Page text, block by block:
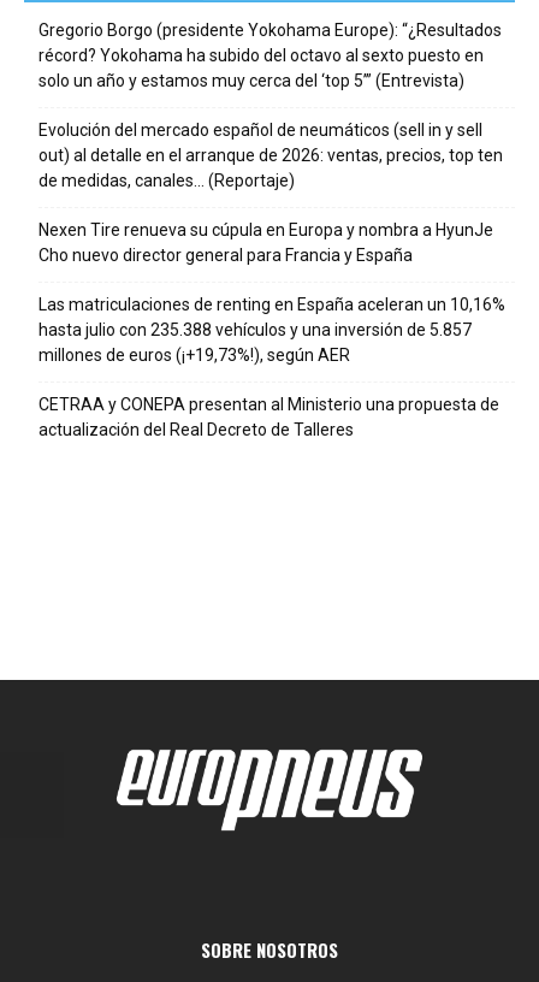
Gregorio Borgo (presidente Yokohama Europe): “¿Resultados
récord? Yokohama ha subido del octavo al sexto puesto en
solo un año y estamos muy cerca del ‘top 5’” (Entrevista)
Evolución del mercado español de neumáticos (sell in y sell
out) al detalle en el arranque de 2026: ventas, precios, top ten
de medidas, canales… (Reportaje)
Nexen Tire renueva su cúpula en Europa y nombra a HyunJe
Cho nuevo director general para Francia y España
Las matriculaciones de renting en España aceleran un 10,16%
hasta julio con 235.388 vehículos y una inversión de 5.857
millones de euros (¡+19,73%!), según AER
CETRAA y CONEPA presentan al Ministerio una propuesta de
actualización del Real Decreto de Talleres
SOBRE NOSOTROS